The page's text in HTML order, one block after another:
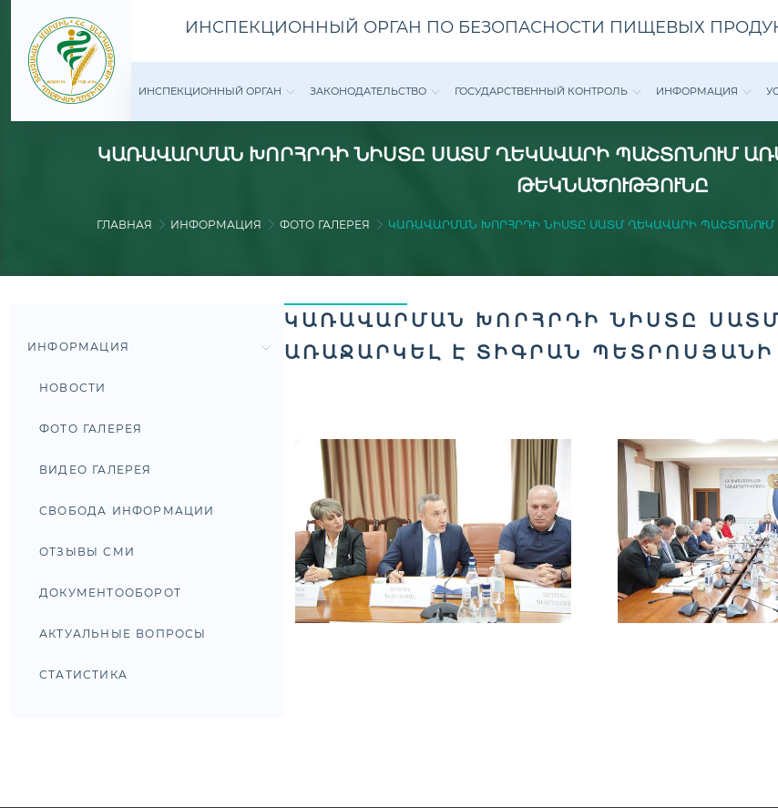
ИНСПЕКЦИОННЫЙ ОРГАН ПО БЕЗОПАСНОСТИ ПИЩЕВЫХ
ИНСПЕКЦИОННЫЙ ОРГАН ЗАКОНОДАТЕ­ЛЬСТВО ГОСУДАРСТВЕННЫЙ КОНТРОЛЬ ИНФОРМАЦИЯ
ԿԱՌԱՎԱՐՄԱՆ ԽՈՐՀՐԴԻ ՆԻՍՏԸ ՍԱՏՄ ՂԵԿԱՎԱՐԻ ՊԱՇՏՈՆՈՒՄ
ԹԵԿՆԱԾՈՒԹՅՈՒՆԸ
ГЛАВНАЯ ИНФОРМАЦИЯ ФОТО ГАЛЕРЕЯ ԿԱՌԱՎԱՐՄԱՆ ԽՈՐՀՐԴԻ ՆԻՍՏԸ ՍԱՏՄ ՂԵԿԱՎԱՐԻ
ИНФОРМАЦИЯ
НОВОСТИ
ФОТО ГАЛЕРЕЯ
ВИДЕО ГАЛЕРЕЯ
СВОБОДА ИНФОРМАЦИИ
ОТЗЫВЫ СМИ
ДОКУМЕНТООБОРОТ
АКТУАЛЬНЫЕ ВОПРОСЫ
СТАТИСТИКА
ԿԱՌԱՎԱՐՄԱՆ ԽՈՐՀՐԴԻ ՆԻՍՏԸ
ԱՌԱՋԱՐԿԵԼ Է ՏԻԳՐԱՆ